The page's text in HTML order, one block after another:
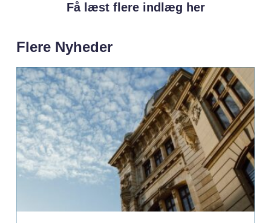
Få læst flere indlæg her
Flere Nyheder